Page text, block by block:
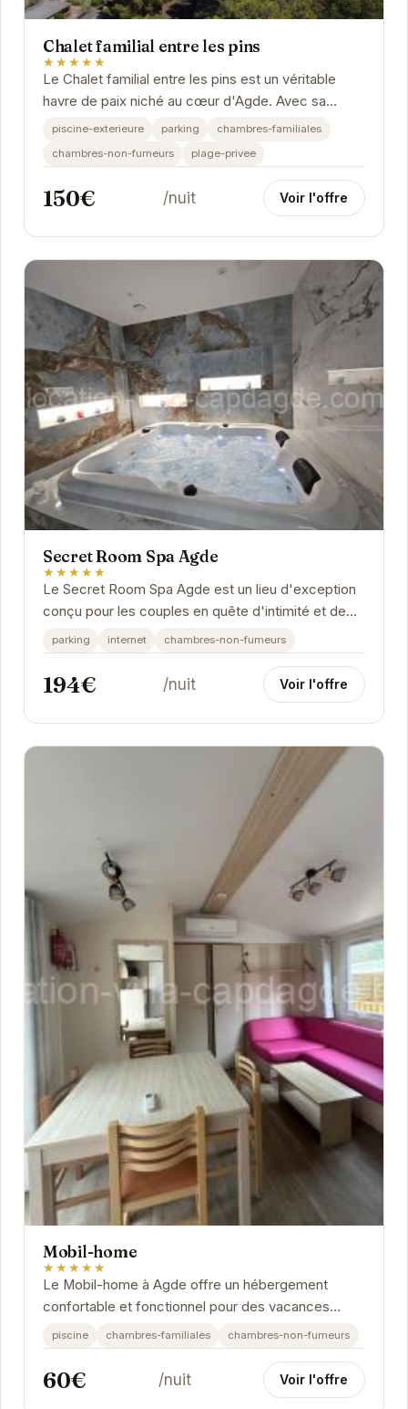
Chalet familial entre les pins
★★★★★
Le Chalet familial entre les pins est un véritable
havre de paix niché au cœur d'Agde. Avec sa
piscine extérieure, sa plage privée et ses...
piscine-exterieure parking
chambres-familiales
chambres-non-fumeurs
plage-privee
150€ /nuit Voir l'offre
Secret Room Spa Agde
★★★★★
Le Secret Room Spa Agde est un lieu d'exception
conçu pour les couples en quête d'intimité et de
détente. L'établissement offre un cadre...
parking internet chambres-non-fumeurs
194€ /nuit Voir l'offre
Mobil-home
★★★★★
Le Mobil-home à Agde offre un hébergement
confortable et fonctionnel pour des vacances
réussies. Profitez d'un environnement calme et
convivial,...
piscine chambres-familiales chambres-non-fumeurs
60€ /nuit Voir l'offre